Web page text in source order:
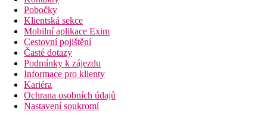
Pobočky
Klientská sekce
Mobilní aplikace Exim
Cestovní pojištění
Časté dotazy
Podmínky k zájezdu
Informace pro klienty
Kariéra
Ochrana osobních údajů
Nastavení soukromí